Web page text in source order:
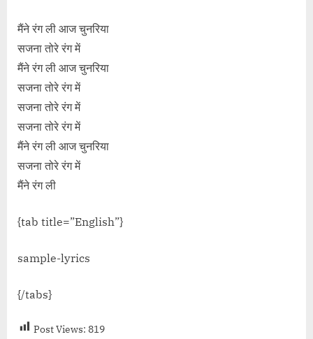
मैंने रंग ली आज चुनरिया
सजना तोरे रंग में
मैंने रंग ली आज चुनरिया
सजना तोरे रंग में
सजना तोरे रंग में
सजना तोरे रंग में
मैंने रंग ली आज चुनरिया
सजना तोरे रंग में
मैंने रंग ली
{tab title=”English”}
sample-lyrics
{/tabs}
Post Views: 819